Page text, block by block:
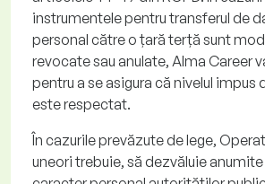
instrumentele pentru transferul de
personal către o țară terță sunt
revocate sau anulate, Alma Career
pentru a se asigura că nivelul impus
este respectat.
În cazurile prevăzute de lege,
uneori trebuie, să dezvăluie